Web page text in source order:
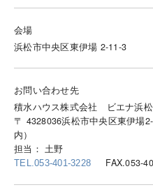
会場
浜松市中央区東伊場 2-11-3
お問い合わせ先
積水ハウス株式会社 ビエナ浜
〒 4328036浜松市中央区東伊場
内）
担当： 土野
TEL.053-401-3228 FAX.053-